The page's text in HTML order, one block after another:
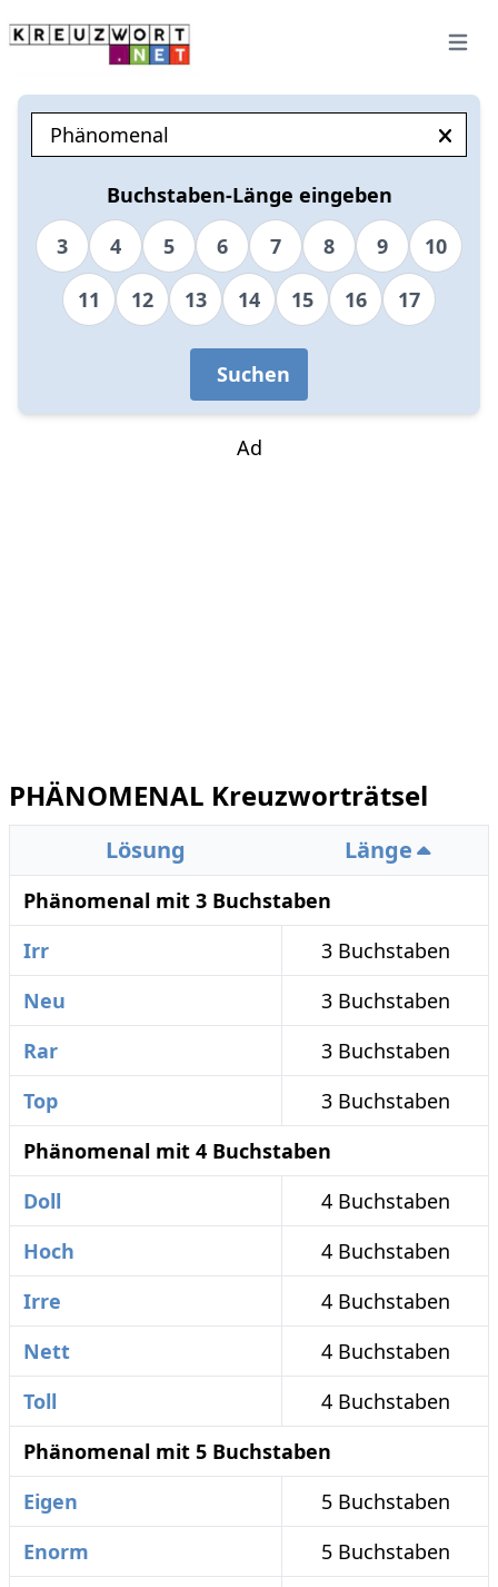
Open
Buchstaben-Länge eingeben
3
4 5 6 7 8 9
10
11
12 13 14 15 16 17
Suchen
Ad
PHÄNOMENAL Kreuzworträtsel
Lösung Länge
Phänomenal mit 3 Buchstaben
Irr
3 Buchstaben
Neu
3 Buchstaben
Rar
3 Buchstaben
Top
3 Buchstaben
Phänomenal mit 4 Buchstaben
Doll
4 Buchstaben
Hoch
4 Buchstaben
Irre
4 Buchstaben
Nett
4 Buchstaben
Toll
4 Buchstaben
Phänomenal mit 5 Buchstaben
Eigen
5 Buchstaben
Enorm
5 Buchstaben